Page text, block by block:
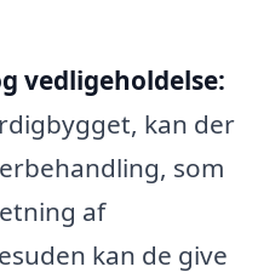
vedligeholdelse:
kan der
som
af
kan de give